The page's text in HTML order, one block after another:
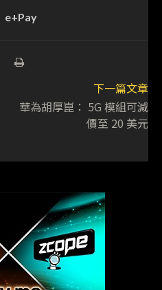
e+Pay
下一篇文章
華為胡厚崑： 5G 模組可減
價至 20 美元